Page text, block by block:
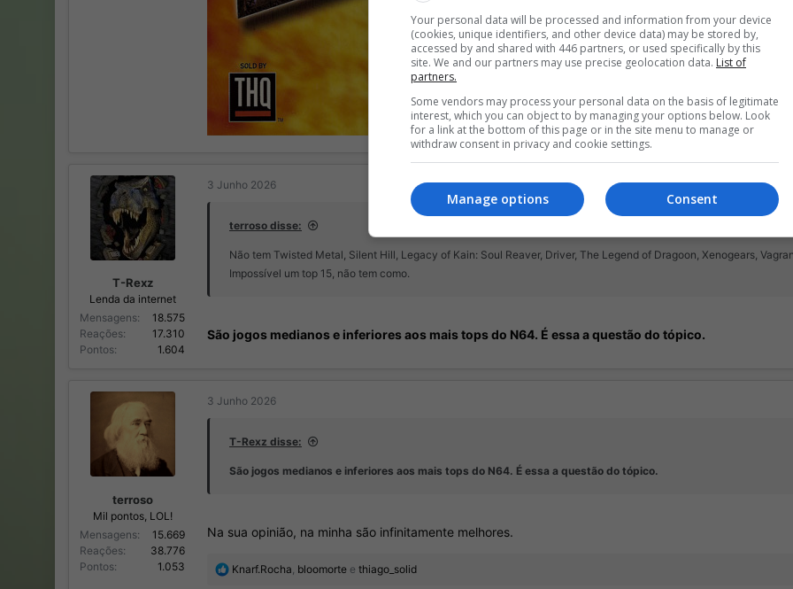
T-Rexz
Lenda da internet
Mensagens
18.575
Reações
17.310
Pontos
1.604
3 Junho 2026
terroso disse:
Não tem Twisted Metal, Silent Hill, Legacy of Kain: Soul Reaver, Driver, The Legend of Dragoon, Xenogears,
Impossível um top 15, não tem como.
São jogos medianos e inferiores aos mais tops do N64. É essa a questão do tópico.
terroso
Mil pontos, LOL!
Mensagens
15.669
Reações
38.776
Pontos
1.053
3 Junho 2026
T-Rexz disse:
São jogos medianos e inferiores aos mais tops do N64. É essa a questão do tópico.
Na sua opinião, na minha são infinitamente melhores.
R
Knarf.Rocha, bloomorte e thiago_solid
Your personal data will be processed and information from your device
(cookies, unique identifiers, and other device data) may be stored by,
accessed by and shared with 446 partners, or used specifically by this
site. We and our partners may use precise geolocation data. List of
partners.
Some vendors may process your personal data on the basis of legitimate
interest, which you can object to by managing your options below. Look
for a link at the bottom of this page or in the site menu to manage or
withdraw consent in privacy and cookie settings.
Consent
Manage options